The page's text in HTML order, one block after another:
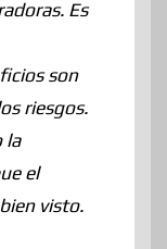
Es
son
riesgos.
la
el
visto.